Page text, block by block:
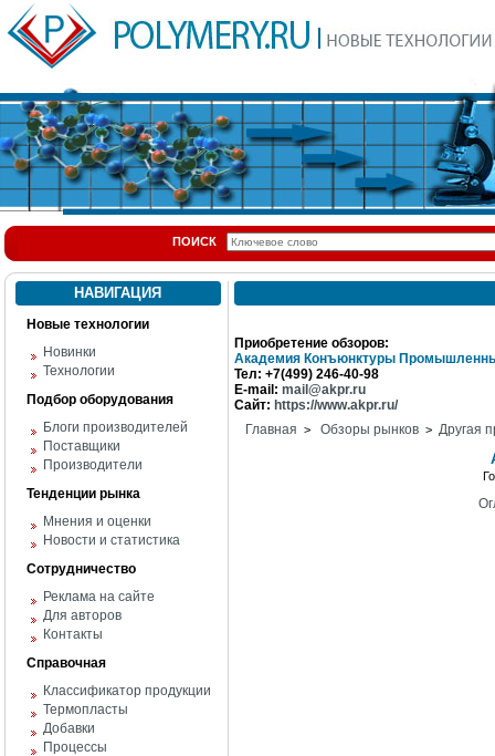
ПОИСК
НАВИГАЦИЯ
Новые технологии
Новинки
Технологии
Подбор оборудования
Блоги производителей
Поставщики
Производители
Тенденции рынка
Мнения и оценки
Новости и статистика
Сотрудничество
Реклама на сайте
Для авторов
Контакты
Справочная
Классификатор продукции
Термопласты
Добавки
Процессы
Приобретение обзоров:
Академия Конъюнктуры
Тел: +7(499) 246-40-98
E-mail: mail@akpr.ru
Сайт: https://www.akpr.ru/
Главная > Обзоры рынков > Другая